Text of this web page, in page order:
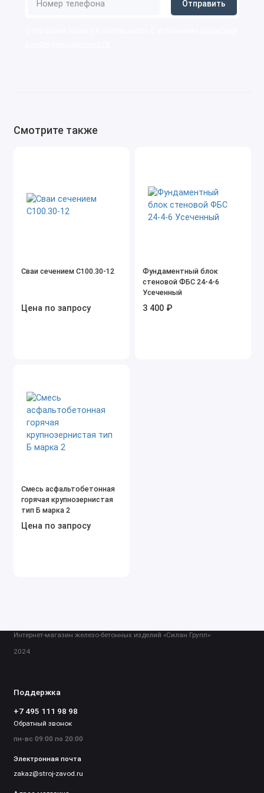
Отправить
Cмотрите также
Сваи сечением С100.30-12
Цена по запросу
Фундаментный блок
стеновой ФБС 24-4-6
Усеченный
3 400 ₽
Смесь асфальтобетонная
горячая крупнозернистая
тип Б марка 2
Цена по запросу
Интернет-магазин железо-бетонных изделий «Силан Групп»
2024
Поддержка
+7 495 111 98 98
Обратный звонок
пн-вс 09:00 по 20:00
Электронная почта
zakaz@stroj-zavod.ru